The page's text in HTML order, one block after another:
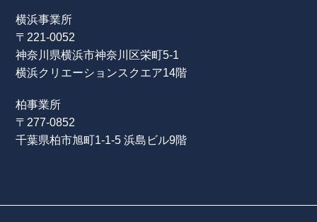
横浜事業所
〒221-0052
神奈川県横浜市神奈川区栄町5-1
横浜クリエーションスクエア14階
柏事業所
〒277-0852
千葉県柏市旭町1-1-5 浜島ビル9階